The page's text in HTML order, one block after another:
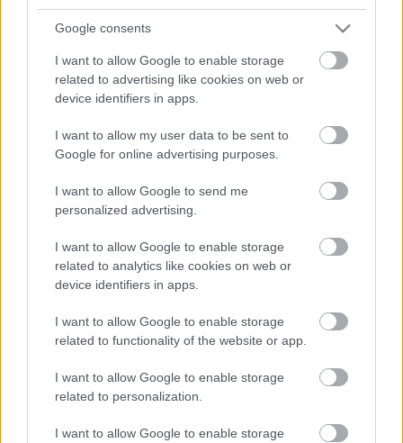
Google consents
I want to allow Google to enable storage
related to advertising like cookies on web or
device identifiers in apps.
I want to allow my user data to be sent to
Google for online advertising purposes.
I want to allow Google to send me
personalized advertising.
I want to allow Google to enable storage
related to analytics like cookies on web or
device identifiers in apps.
I want to allow Google to enable storage
related to functionality of the website or app.
I want to allow Google to enable storage
related to personalization.
I want to allow Google to enable storage
Szakirányú továbbképzésekkel segíti
idén is a társadalmi kihívások
leküzdését a Gál Ferenc Egyetem
Túlfogyasztás napja - július 30-ra
felhasználta az emberiség a Föld egész
évre elegendő erőforrásait
A lakosságra is fontos szerep hárul a